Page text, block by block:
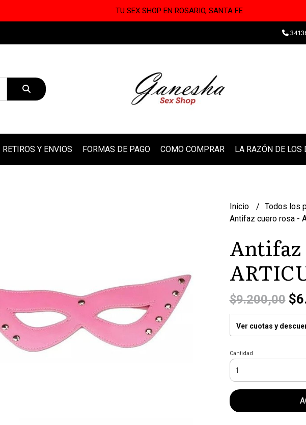
TU SEX SHOP EN ROSARIO, SANTA FE
RETIROS Y ENVIOS FORMAS DE PAGO COMO COMPRAR LA RAZÓN DE LOS
Inicio
Todos los
Antifaz cuero rosa -
Antifaz
$9.200,00
Ver cuotas y
Cantidad